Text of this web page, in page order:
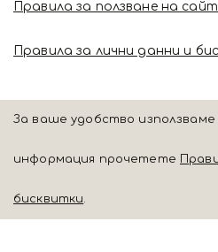
Правила за ползване на
Правила за лични данни и
За ваше удобство използваме
информация прочетете
бисквитки